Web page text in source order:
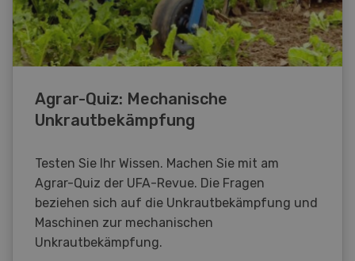
Agrar-Quiz: Mechanische
Unkrautbekämpfung
Testen Sie Ihr Wissen. Machen Sie mit am
Agrar-Quiz der UFA-Revue. Die Fragen
beziehen sich auf die Unkrautbekämpfung und
Maschinen zur mechanischen
Unkrautbekämpfung.